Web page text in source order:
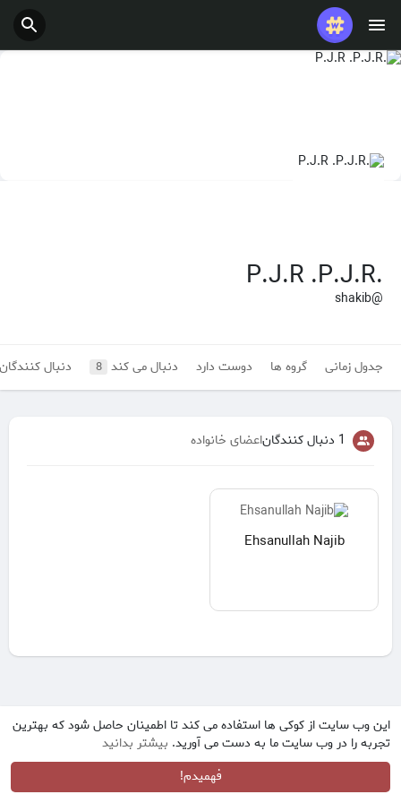
این وب سایت از کوکی ها استفاده می کند تا اطمینان حاصل شود که بهترین
تجربه را در وب سایت ما به دست می آورید. بیشتر بدانید
فهمیدم!
پست های محبوب
.P.J.R .P.J.R
@shakib
جدول زمانی گروه ها دوست دارد دنبال می کند 8 دنبال
1 دنبال کنندگان اعضای خانواده
Ehsanullah Najib